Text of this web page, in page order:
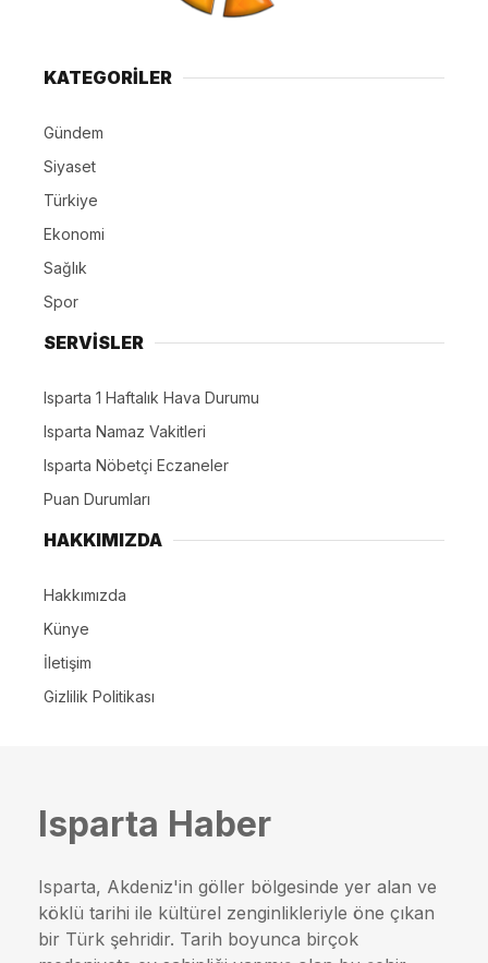
KATEGORİLER
Gündem
Siyaset
Türkiye
Ekonomi
Sağlık
Spor
SERVİSLER
Isparta 1 Haftalık Hava Durumu
Isparta Namaz Vakitleri
Isparta Nöbetçi Eczaneler
Puan Durumları
HAKKIMIZDA
Hakkımızda
Künye
İletişim
Gizlilik Politikası
Isparta Haber
Isparta, Akdeniz'in göller bölgesinde yer alan ve
köklü tarihi ile kültürel zenginlikleriyle öne çıkan
bir Türk şehridir. Tarih boyunca birçok